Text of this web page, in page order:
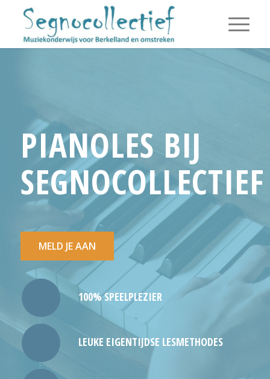
PIANOLES BIJ
SEGNOCOLLECTIEF
MELD JE AAN
100% SPEELPLEZIER
LEUKE EIGENTIJDSE LESMETHODES